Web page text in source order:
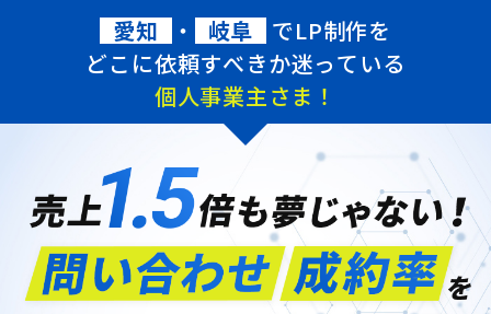
愛知 ・ 岐阜
でLP制作を
どこに依頼すべきか迷っている
個人事業主さま！